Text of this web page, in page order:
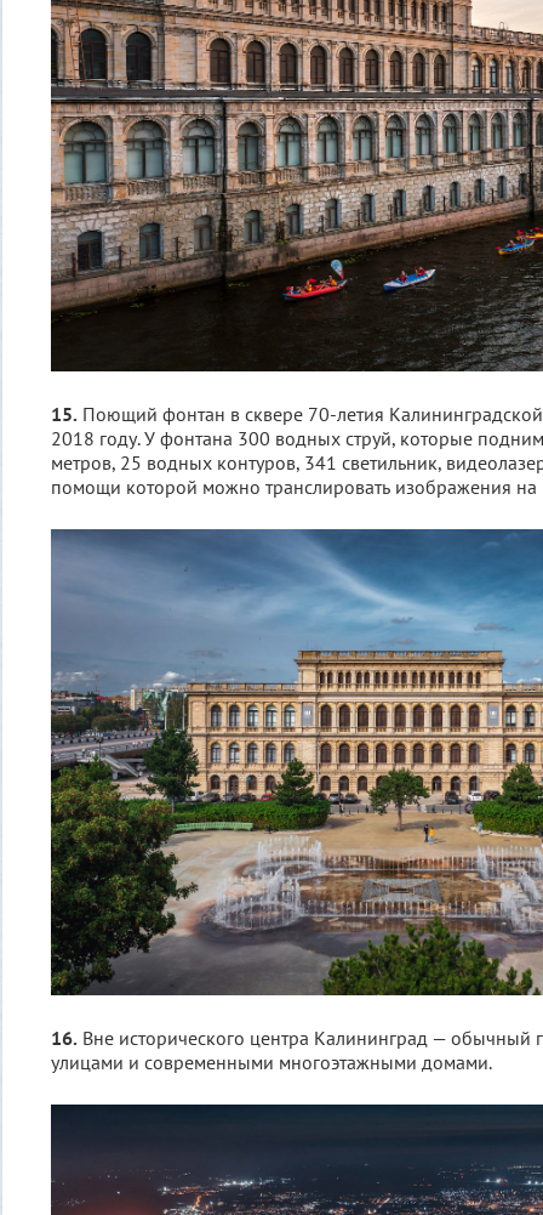
15. Поющий фонтан в сквере 70-летия
2018 году. У фонтана 300 водных струй, которые
метров, 25 водных контуров, 341 светильник,
помощи которой можно транслировать изображения
16. Вне исторического центра Калининград — обычный
улицами и современными многоэтажными домами.